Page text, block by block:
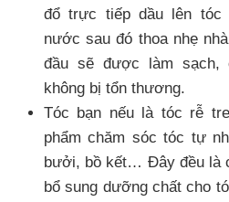
đổ trực tiếp dầu lên tóc
nước sau đó thoa nhẹ
đầu sẽ được làm sạch,
không bị tổn thương.
Tóc bạn nếu là tóc rễ
phẩm chăm sóc tóc tự
bưởi, bồ kết… Đây đều là
bổ sung dưỡng chất cho